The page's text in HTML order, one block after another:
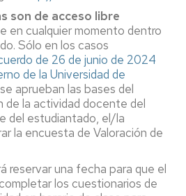
son de acceso libre
en cualquier momento dentro
Sólo en los casos
de 26 de junio de 2024
de la Universidad de
aprueban las bases del
de la actividad docente del
del estudiantado, el/la
la encuesta de Valoración de
reservar una fecha para que el
los cuestionarios de